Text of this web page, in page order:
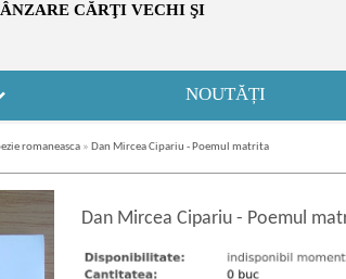
CĂRŢI VECHI ŞI
NOUTĂȚI
romaneasca » Dan Mircea Cipariu - Poemul matrita
Dan Mircea Cipariu - Poemul